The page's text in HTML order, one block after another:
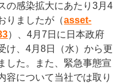
の感染拡大にあたり3月4
りましたが（asset-
）、4月7日に日本政府
け、4月8日（水）から更
した。また、緊急事態宣
容について当社では取り